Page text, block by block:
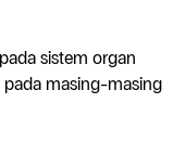
sistem organ
masing-masing